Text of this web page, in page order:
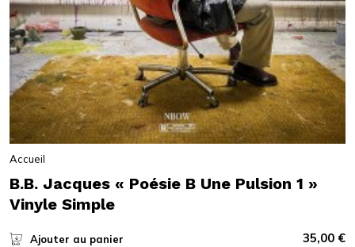
Accueil
B.B. Jacques « Poésie B Une Pulsion 1 »
Vinyle Simple
Ajouter au panier 35,00 €